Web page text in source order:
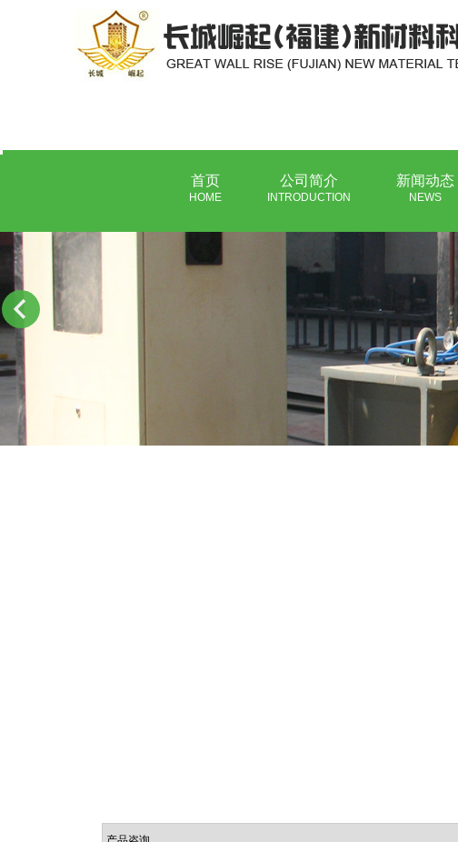
首页
HOME
公司简介
INTRODUCTION
新闻动态
NEWS